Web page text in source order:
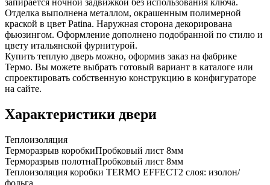
Отделка выполнена металлом, окрашенным полимерной
краской в цвет Patina. Наружная сторона декорирована
фьюзингом. Оформление дополнено подобранной по стилю и
цвету итальянской фурнитурой.
Купить теплую дверь можно, оформив заказ на фабрике
Термо. Вы можете выбрать готовый вариант в каталоге или
спроектировать собственную конструкцию в конфигураторе
на сайте.
Характеристики двери
Теплоизоляция
Терморазрыв коробкиПробковый лист 8мм
Терморазрыв полотнаПробковый лист 8мм
Теплоизоляция коробки TERMO EFFECT2 слоя: изолон/
фольга